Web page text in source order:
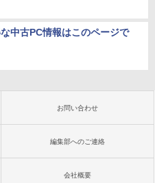
中古PC情報はこのページで
お問い合わせ
編集部へのご連絡
会社概要